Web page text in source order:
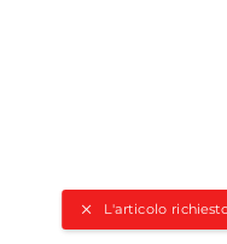
L'articolo